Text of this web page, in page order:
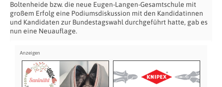
Boltenheide bzw. die neue Eugen-Langen-Gesamtschule mit
großem Erfolg eine Podiumsdiskussion mit den Kandidatinnen
und Kandidaten zur Bundestagswahl durchgeführt hatte, gab es
nun eine Neuauflage.